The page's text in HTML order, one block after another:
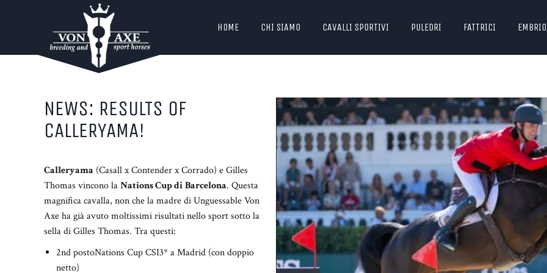
HOME CHI SIAMO CAVALLI SPORTIVI PULEDRI FATTRICI
NEWS: RESULTS OF
CALLERYAMA!
Calleryama (Casall x Contender x Corrado) e Gilles
Thomas vincono laNations Cup diBarcelona. Questa
magnifica cavalla, non che la madre di Unguessable Von
Axe ha già avuto moltissimi risultati nello sport sotto la
sella di Gilles Thomas. Tra questi:
2nd postoNations Cup CSI3* a Madrid (con doppio
netto)